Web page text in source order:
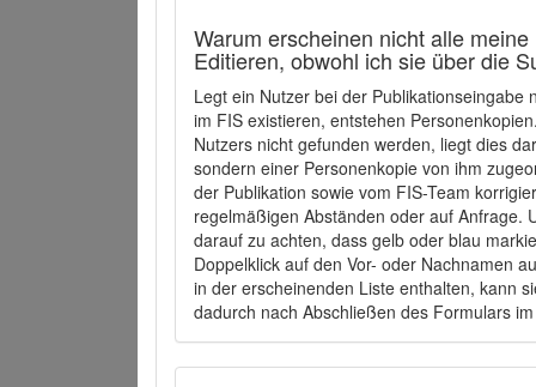
Warum erscheinen nicht alle
Editieren, obwohl ich sie über die
Legt ein Nutzer bei der
im FIS existieren, entstehen
Nutzers nicht gefunden werden, liegt dies
sondern einer Personenkopie von ihm
der Publikation sowie vom FIS-Team
regelmäßigen Abständen oder auf Anfrage.
darauf zu achten, dass gelb oder blau
Doppelklick auf den Vor- oder Nachnamen
in der erscheinenden Liste enthalten, kann
dadurch nach Abschließen des Formulars